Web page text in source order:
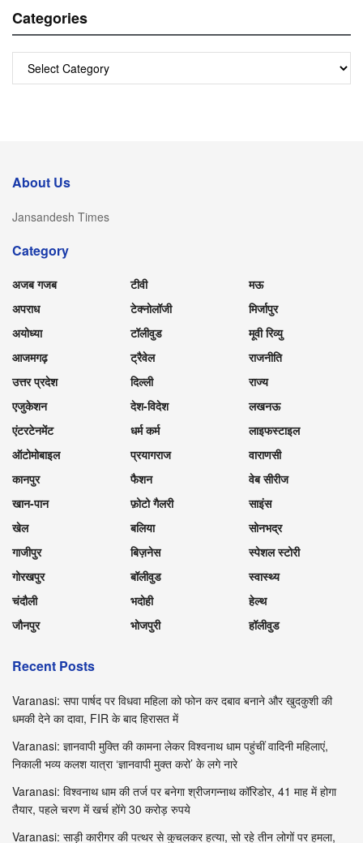
Categories
About Us
Jansandesh Times
Category
अजब गजब
अपराध
अयोध्या
आजमगढ़
उत्तर प्रदेश
एजुकेशन
एंटरटेनमेंट
ऑटोमोबाइल
कानपुर
खान-पान
खेल
गाजीपुर
गोरखपुर
चंदौली
जौनपुर
टीवी
टेक्नोलॉजी
टॉलीवुड
ट्रैवेल
दिल्ली
देश-विदेश
धर्म कर्म
प्रयागराज
फैशन
फ़ोटो गैलरी
बलिया
बिज़नेस
बॉलीवुड
भदोही
भोजपुरी
मऊ
मिर्जापुर
मूवी रिव्यु
राजनीति
राज्य
लखनऊ
लाइफस्टाइल
वाराणसी
वेब सीरीज
साइंस
सोनभद्र
स्पेशल स्टोरी
स्वास्थ्य
हेल्थ
हॉलीवुड
Recent Posts
Varanasi: सपा पार्षद पर विधवा महिला को फोन कर दबाव बनाने और खुदकुशी की
धमकी देने का दावा, FIR के बाद हिरासत में
Varanasi: ज्ञानवापी मुक्ति की कामना लेकर विश्वनाथ धाम पहुंचीं वादिनी महिलाएं,
निकाली भव्य कलश यात्रा ‘ज्ञानवापी मुक्त करो’ के लगे नारे
Varanasi: विश्वनाथ धाम की तर्ज पर बनेगा श्रीजगन्नाथ कॉरिडोर, 41 माह में होगा
तैयार, पहले चरण में खर्च होंगे 30 करोड़ रुपये
Varanasi: साड़ी कारीगर की पत्थर से कुचलकर हत्या, सो रहे तीन लोगों पर हमला,